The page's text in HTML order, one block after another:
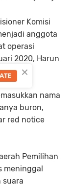
Komisi
anggota
operasi
2020, Harun
nama
buron,
red notice
Pemilihan
meninggal
suara
×